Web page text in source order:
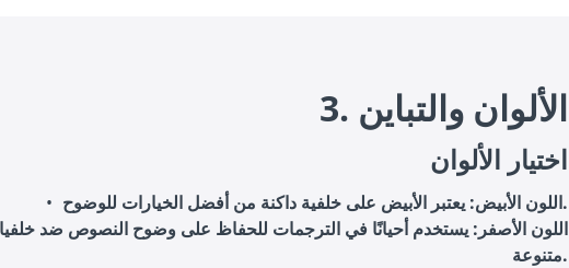
3. الألوان والتباين
اختيار الألوان
اللون الأبيض: يعتبر الأبيض على خلفية داكنة من أفضل الخيارات للوضوح.
اللون الأصفر : يستخدم أحيانًا في الترجمات للحفاظ على وضوح النصوص ضد
متنوعة.